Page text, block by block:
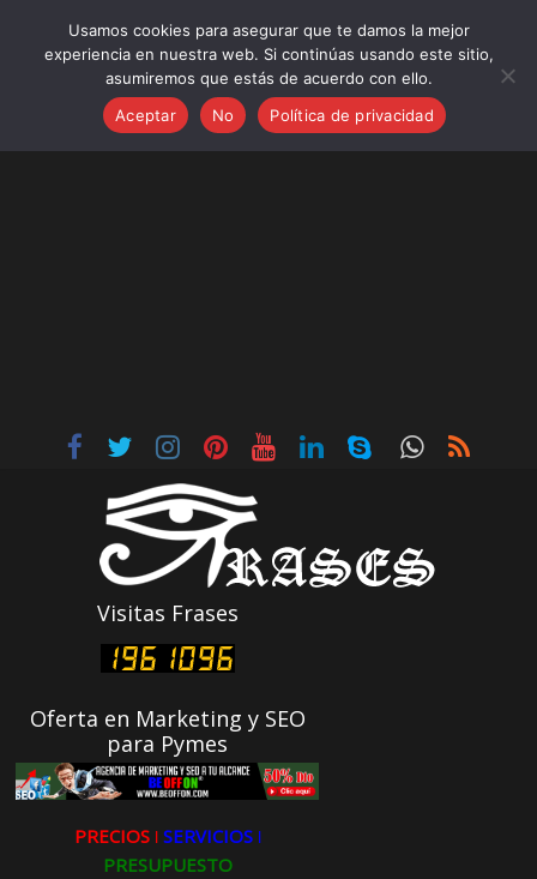
jueves, agosto 6, 2026
Frases nuevas:
Frases sobre Soluciones Ecológicas para el Hogar,
Jardines Sostenibles e Inteligentes
25 Frases Navideñas para Empresas: Felicitaciones
Profesionales para tus Clientes
Visitas Frases
Oferta en Marketing y SEO
para Pymes
PRECIOS ǀ SERVICIOS ǀ
PRESUPUESTO
Usamos cookies para asegurar que te damos la mejor
experiencia en nuestra web. Si continúas usando este sitio,
asumiremos que estás de acuerdo con ello.
Aceptar
No Política de privacidad